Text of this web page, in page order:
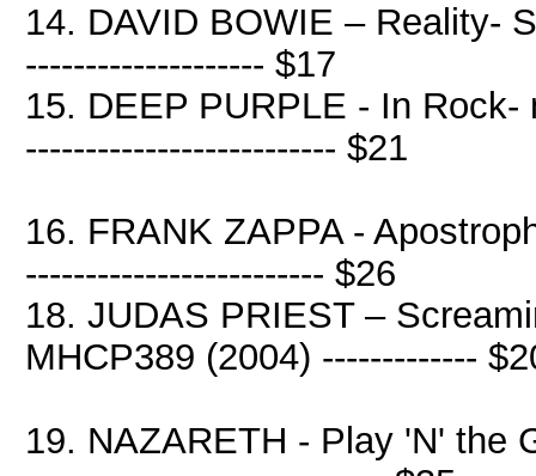
14. DAVID BOWIE – Reality-
-------------------- $17
15. DEEP PURPLE - In Rock-
-------------------------- $21
16. FRANK ZAPPA -
------------------------- $26
18. JUDAS PRIEST –
MHCP389 (2004) -------------
19. NAZARETH - Play 'N' the